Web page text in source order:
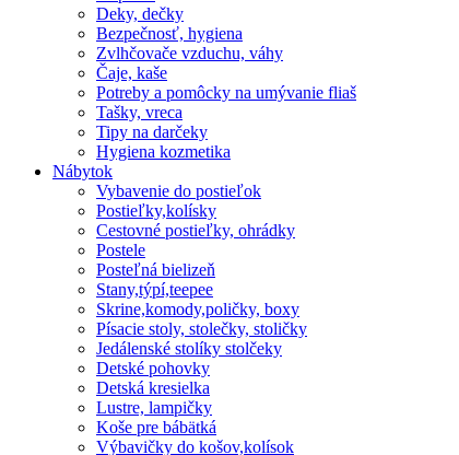
Deky, dečky
Bezpečnosť, hygiena
Zvlhčovače vzduchu, váhy
Čaje, kaše
Potreby a pomôcky na umývanie fliaš
Tašky, vreca
Tipy na darčeky
Hygiena kozmetika
Nábytok
Vybavenie do postieľok
Postieľky,kolísky
Cestovné postieľky, ohrádky
Postele
Posteľná bielizeň
Stany,týpí,teepee
Skrine,komody,poličky, boxy
Písacie stoly, stolečky, stoličky
Jedálenské stolíky stolčeky
Detské pohovky
Detská kresielka
Lustre, lampičky
Koše pre bábätká
Výbavičky do košov,kolísok